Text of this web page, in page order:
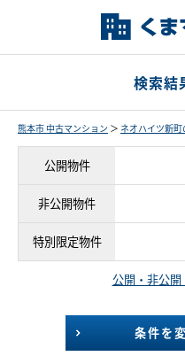
検索結
熊本市 中古マンション ＞ ネオハイツ新
公開物件
非公開物件
特別限定物件
公開・非公
条件を